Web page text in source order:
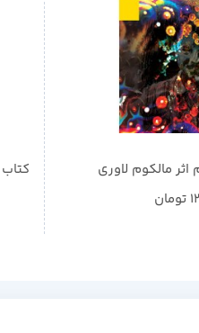
مالکوم لاوری
تومان